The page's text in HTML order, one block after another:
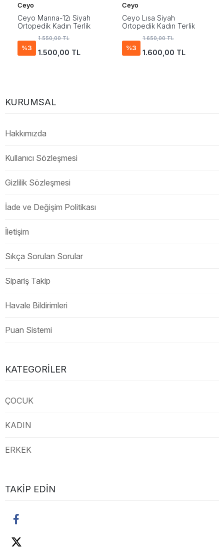
Ceyo
Ceyo Marına-12ı Siyah
Ortopedik Kadın Terlik
%3
1.550,00 TL
1.500,00 TL
Ceyo
Ceyo Lısa Siyah
Ortopedik Kadın Terlik
%3
1.650,00 TL
1.600,00 TL
KURUMSAL
Hakkımızda
Kullanıcı Sözleşmesi
Gizlilik Sözleşmesi
İade ve Değişim Politikası
İletişim
Sıkça Sorulan Sorular
Sipariş Takip
Havale Bildirimleri
Puan Sistemi
KATEGORILER
ÇOCUK
KADIN
ERKEK
TAKIP EDIN